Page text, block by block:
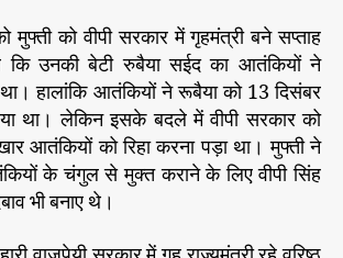
ह
ग
ठ
बं
ध
न
न
ठ
मुफ्ती को वीपी सरकार में गृहमंत्री बने सप्ताह
कि उनकी बेटी रुबैया सईद का आतंकियों ने
हालांकि आतंकियों ने रूबैया को 13 दिसंबर
था। लेकिन इसके बदले में वीपी सरकार को
आतंकियों को रिहा करना पड़ा था। मुफ्ती ने
के चंगुल से मुक्त कराने के लिए वीपी सिंह
भी बनाए थे।